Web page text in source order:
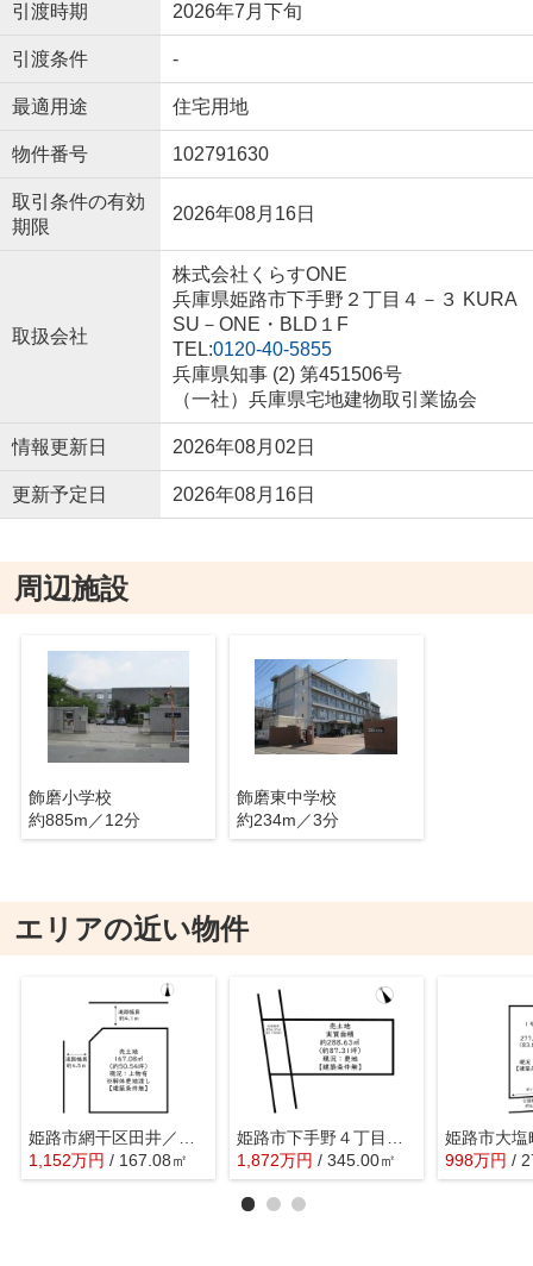
引渡時期 2026年7月下旬
引渡条件 -
最適用途 住宅用地
物件番号 102791630
取引条件の有効
期限
2026年08月16日
取扱会社
株式会社くらすONE
兵庫県姫路市下手野２丁目４－３ KURA
SU－ONE・BLD１F
TEL:0120-40-5855
兵庫県知事 (2) 第451506号
（一社）兵庫県宅地建物取引業協会
情報更新日 2026年08月02日
更新予定日 2026年08月16日
周辺施設
飾磨小学校
約885m／12分
飾磨東中学校
約234m／3分
エリアの近い物件
1,152万円 / 167.08㎡
1,872万円 / 345.00㎡
姫路市大塩
998万円 /